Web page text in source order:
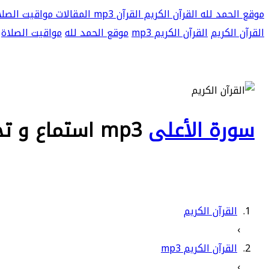
موقع الحمد للهالقرآن الكريمالقرآن mp3 المقالاتمواقيت
القرآن الكريمالقرآن الكريم mp3 موقع الحمد للهمواقيت الصلاة
سورة الأعلىmp3 استماع و تحميل
القرآن الكريم
›
القرآن الكريم mp3